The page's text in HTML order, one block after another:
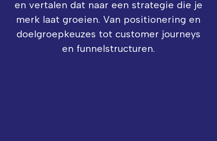
en vertalen dat naar een strategie die je
merk laat groeien. Van positionering en
doelgroepkeuzes tot customer journeys
en funnelstructuren.